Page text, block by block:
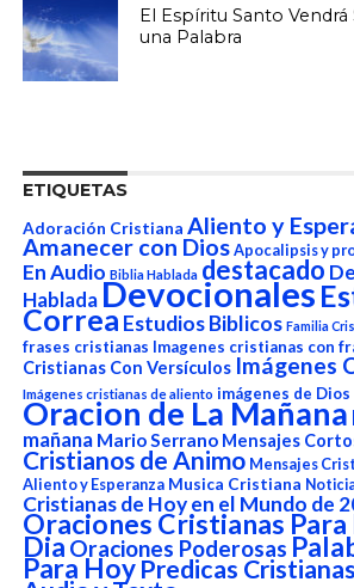
El Espíritu Santo
una Palabra
ETIQUETAS
Adoración Cristiana Aliento y
Amanecer con Dios Apocalipsis y
En Audio Biblia Hablada destacado
HabladaDevocionales
Correa Estudios Biblicos Familia
frases cristianas Imagenes cristianas con
Cristianas Con Versículos Imágenes
Imágenes cristianas de aliento imágenes de Dios
Oracion de La Mañana
mañana Mario Serrano Mensajes
Cristianos de Animo Mensajes
Aliento y Esperanza Musica Cristiana
Cristianas de Hoy en el Mundo de
Oraciones Cristianas Para
DiaOraciones Poderosas
Para Hoy Predicas